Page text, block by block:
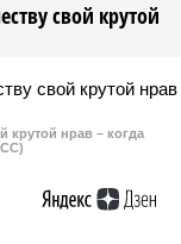
свой крутой
крутой нрав – когда